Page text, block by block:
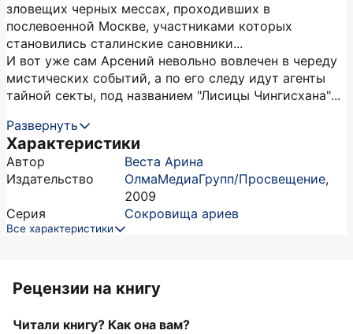
зловещих черных мессах, проходивших в
послевоенной Москве, участниками которых
становились сталинские сановники...
И вот уже сам Арсений невольно вовлечен в череду
мистических событий, а по его следу идут агенты
тайной секты, под названием "Лисицы Чингисхана"...
Развернуть
Характеристики
Автор
Веста Арина
Издательство
ОлмаМедиаГрупп/Просвещение,
2009
Серия
Сокровища ариев
Все характеристики
Рецензии на книгу
Читали книгу? Как она вам?